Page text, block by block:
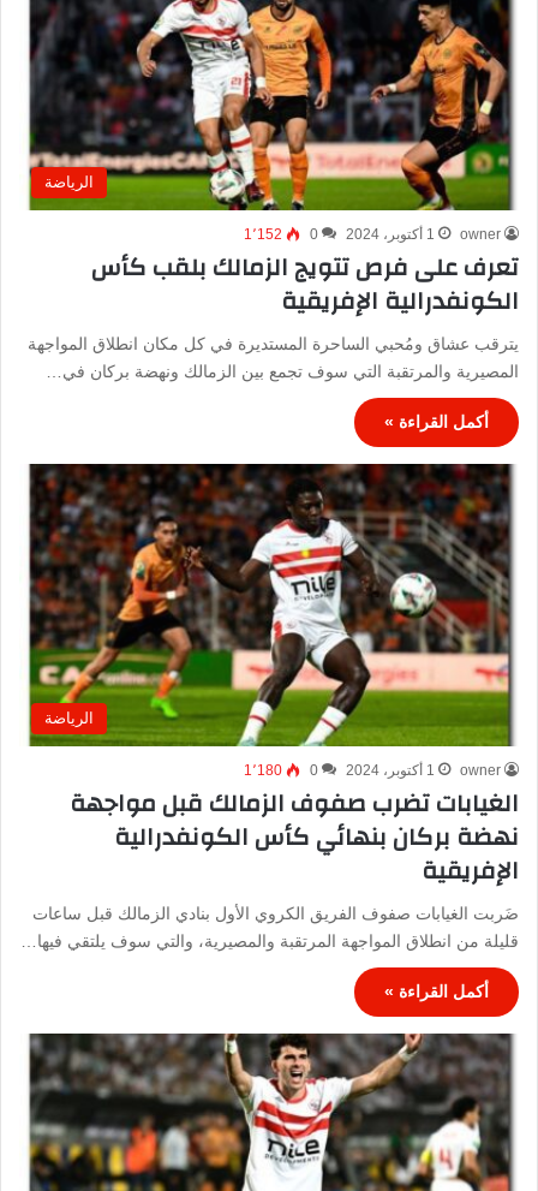
الرياضة
owner 1 أكتوبر، 2024 0 1٬152
تعرف على فرص تتويج الزمالك بلقب كأس
الكونفدرالية الإفريقية
يترقب عشاق ومُحبي الساحرة المستديرة في كل مكان انطلاق المواجهة
المصيرية والمرتقبة التي سوف تجمع بين الزمالك ونهضة بركان في…
أكمل القراءة »
الرياضة
owner 1 أكتوبر، 2024 0 1٬180
الغيابات تضرب صفوف الزمالك قبل مواجهة
نهضة بركان بنهائي كأس الكونفدرالية
الإفريقية
ضَربت الغيابات صفوف الفريق الكروي الأول بنادي الزمالك قبل ساعات
قليلة من انطلاق المواجهة المرتقبة والمصيرية، والتي سوف يلتقي فيها…
أكمل القراءة »